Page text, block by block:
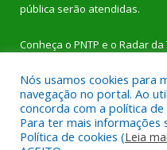
pública serão atendidas.
Conheça o PNTP e o Radar da
Todos os direitos
Nós usamos cookies para
navegação no portal. Ao
concorda com a política
Para ter mais informações
Política de cookies (Leia